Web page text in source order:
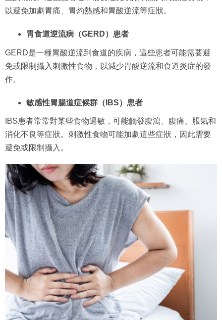
以避免加劇胃痛、胃灼熱感和胃酸逆流等症狀。
胃食道逆流病（GERD）患者
GERD是一種胃酸逆流到食道的疾病，這些患者可能需要避
免或限制攝入刺激性食物，以減少胃酸逆流和食道炎症的發
作。
敏感性胃腸道症候群（IBS）患者
IBS患者常常對某些食物過敏，可能觸發腹瀉、腹痛、脹氣和
消化不良等症狀。刺激性食物可能加劇這些症狀，因此需要
避免或限制攝入。